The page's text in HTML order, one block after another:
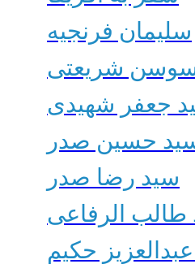
سلیمان فرنجیه
شریعتی
جعفر شهیدی
حسین صدر
سید رضا صدر
طالب الرفاعی
حکیم